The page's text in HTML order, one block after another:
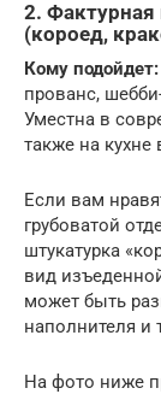
2. Фактурная
(короед,
Кому подойдет:
прованс,
Уместна в
также на кухне
Если вам
грубоватой
штукатурка
вид
может быть
наполнителя и
На фото ниже